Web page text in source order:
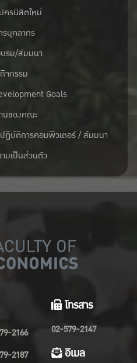
ครนิสิตใหม่
บุคลากร
รม/สัมมนา
จกรรม
Goals
นของคณะ
ฏิบัติการคอมพิวเตอร์ / สัมมนา
มเป็นส่วนตัว
2166
2187
โทรสาร
02-579-2147
อีเมล